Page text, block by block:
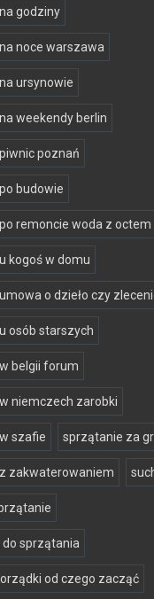
godziny
noce warszawa
ursynowie
weekendy berlin
poznań
budowie
remoncie woda z octem
kogoś w domu
o dzieło czy
osób starszych
belgii forum
niemczech zarobki
szafie sprzątanie za
zakwaterowaniem
sprzątania
od czego zacząć